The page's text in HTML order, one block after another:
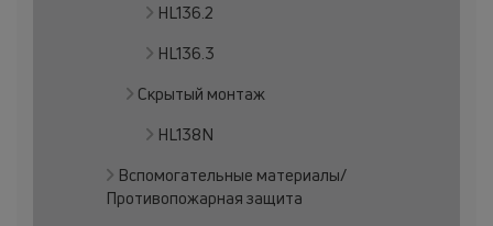
HL136.2
HL136.3
Скрытый монтаж
HL138N
Вспомогательные материалы/
Противопожарная защита